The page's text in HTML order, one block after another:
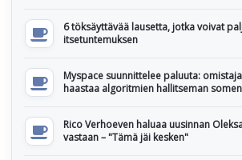
6 töksäyttävää lausetta, jotka voivat
itsetuntemuksen
Myspace suunnittelee paluuta:
haastaa algoritmien hallitseman somen
Rico Verhoeven haluaa uusinnan
vastaan – "Tämä jäi kesken"